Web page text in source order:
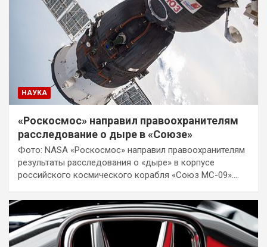
НАУКА
«Роскосмос» направил правоохранителям
расследование о дыре в «Союзе»
Фото: NASA «Роскосмос» направил правоохранителям
результаты расследования о «дыре» в корпусе
российского космического корабля «Союз МС-09».…